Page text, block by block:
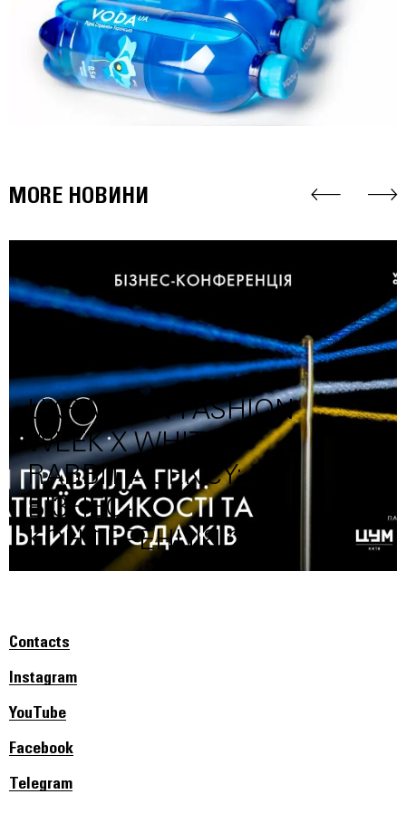
MORE НОВИНИ
UKRAINIAN FASHION
WEEK Х WHITE
RABBIT AGENCY:
БІЗНЕС-
КОНФЕРЕНЦІЯ 2026
Contacts
Instagram
YouTube
Facebook
Telegram